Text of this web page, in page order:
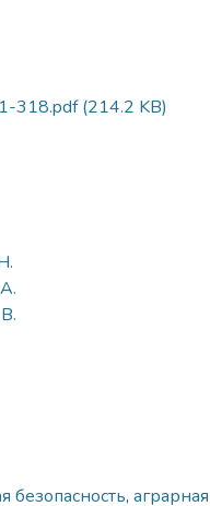
318.pdf(214.2 KB)
безопасность,